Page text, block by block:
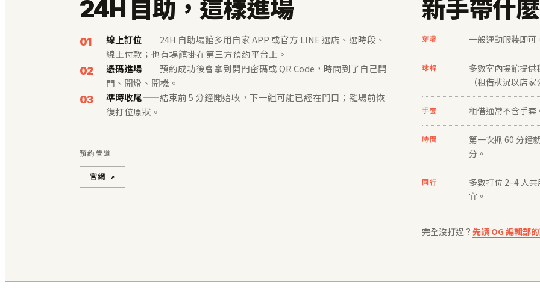
24H 自助，這樣進場
線上訂位——24H 自助場館多用自家 APP 或官方 LINE 選店、選時段、
線上付款；也有場館掛在第三方預約平台上。
憑碼進場——預約成功後會拿到開門密碼或 QR Code，時間到了自己開
門、開燈、開機。
準時收尾——結束前 5 分鐘開始收，下一組可能已經在門口；離場前恢
復打位原狀。
預約管道
官網 ↗
新手帶什
穿著 一般運動服裝即可
球桿
多數室內場館提
（租借狀況以店
手套 租借通常不含手
時間
第一次抓 60 分鐘
分。
同行
多數打位 2–4 人
宜。
完全沒打過？ 先讀 OG 編輯部